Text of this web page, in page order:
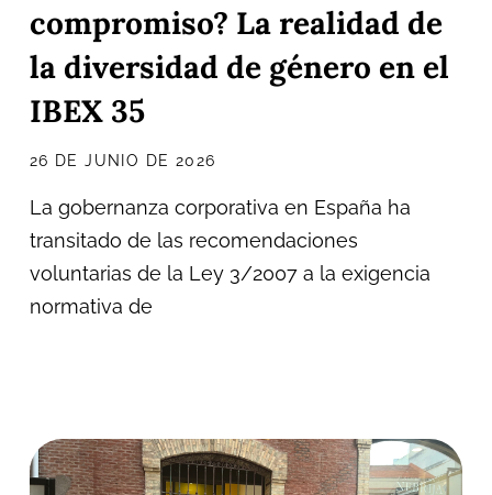
compromiso? La realidad de
la diversidad de género en el
IBEX 35
26 DE JUNIO DE 2026
La gobernanza corporativa en España ha
transitado de las recomendaciones
voluntarias de la Ley 3/2007 a la exigencia
normativa de